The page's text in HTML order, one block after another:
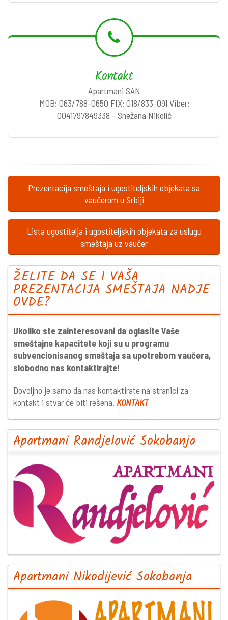
Kontakt
Apartmani SAN
MOB: 063/788-0650 FIX: 018/833-091 Viber:
0041797849338 - Snežana Nikolić
Prezentacija smeštaja i ugostiteljskih objekata sa
vaučerom u Srbiji
Lista ugostitelja i ugostiteljskih objekata za uslugu
smeštaja uz vaučer
ŽELITE DA SE I VAŠA
PREZENTACIJA SMEŠTAJA NADJE
OVDE?
Ukoliko ste zainteresovani da oglasite Vaše
smeštajne kapacitete koji su u programu
subvencionisanog smeštaja sa upotrebom vaučera,
slobodno nas kontaktirajte!
Dovoljno je samo da nas kontaktirate na stranici za
kontakt i stvar će biti rešena. KONTAKT
Apartmani Randjelović Sokobanja
Apartmani Nikodijević Sokobanja